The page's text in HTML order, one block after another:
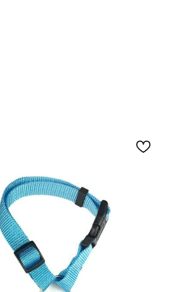
and landing pages, as well as photo
all other kinds of content oriented projects.